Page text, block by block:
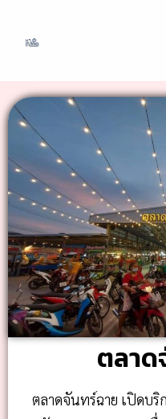
ตลาด
ตลาดจันทร์ฉาย เปิดบริ